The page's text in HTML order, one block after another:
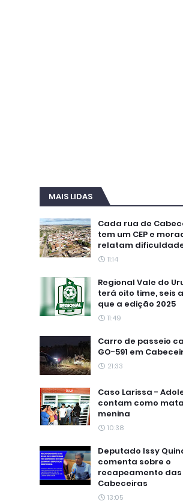
MAIS LIDAS
Cada rua de
tem um CEP e
relatam
11:14
Regional Vale do
terá oito time, seis
que a edição 2025
11:49
Carro de passeio
GO-591 em
21:33
Caso Larissa -
contam como
menina
10:38
Deputado Issy
comenta sobre o
recapeamento das
Cabeceiras
13:05